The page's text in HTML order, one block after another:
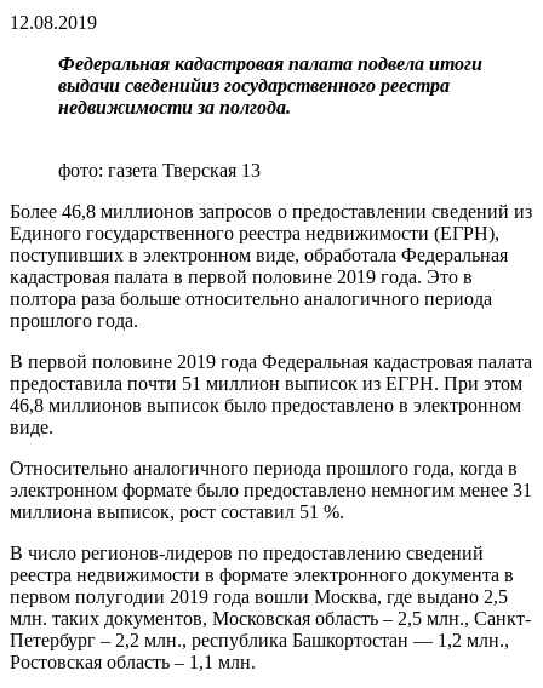
12.08.2019
Федеральная кадастровая палата подвела итоги
выдачи сведенийиз государственного реестра
недвижимости за полгода.
фото: газета Тверская 13
Более 46,8 миллионов запросов о предоставлении сведений из
Единого государственного реестра недвижимости (ЕГРН),
поступивших в электронном виде, обработала Федеральная
кадастровая палата в первой половине 2019 года. Это в
полтора раза больше относительно аналогичного периода
прошлого года.
В первой половине 2019 года Федеральная кадастровая палата
предоставила почти 51 миллион выписок из ЕГРН. При этом
46,8 миллионов выписок было предоставлено в электронном
виде.
Относительно аналогичного периода прошлого года, когда в
электронном формате было предоставлено немногим менее 31
миллиона выписок, рост составил 51 %.
В число регионов-лидеров по предоставлению сведений
реестра недвижимости в формате электронного документа в
первом полугодии 2019 года вошли Москва, где выдано 2,5
млн. таких документов, Московская область – 2,5 млн., Санкт-
Петербург – 2,2 млн., республика Башкортостан — 1,2 млн.,
Ростовская область – 1,1 млн.